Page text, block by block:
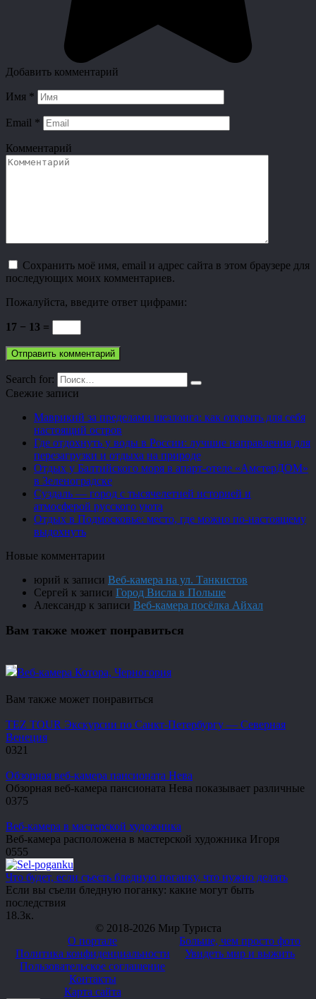
Добавить комментарий
Имя *
Email *
Комментарий
Сохранить моё имя, email и адрес сайта в этом браузере для
последующих моих комментариев.
Пожалуйста, введите ответ цифрами:
17 − 13 =
Search for:
Свежие записи
Маврикий за пределами шезлонга: как открыть для себя
настоящий остров
Где отдохнуть у воды в России: лучшие направления для
перезагрузки и отдыха на природе
Отдых у Балтийского моря в апарт-отеле «АмстерДОМ»
в Зеленоградске
Суздаль — город с тысячелетней историей и
атмосферой русского уюта
Отдых в Подмосковье: место, где можно по-настоящему
выдохнуть
Новые комментарии
юрий к записи Веб-камера на ул. Танкистов
Сергей к записи Город Висла в Польше
Александр к записи Веб-камера посёлка Айхал
Вам также может понравиться
Веб-камера Котора, Черногория
Вам также может понравиться
TEZ TOUR Экскурсии по Санкт-Петербургу — Северная
Венеция
0321
Обзорная веб-камера пансионата Нева
Обзорная веб-камера пансионата Нева показывает различные
0375
Веб-камера в мастерской художника
Веб-камера расположена в мастерской художника Игоря
0555
Что будет, если съесть бледную поганку, что нужно делать
Если вы съели бледную поганку: какие могут быть
последствия
1 8.3к.
© 2018-2026 Мир Туриста
О портале
Политика конфиденциальности
Пользовательское соглашение
Контакты
Карта сайта
Больше, чем просто фото
Увидеть мир и выжить